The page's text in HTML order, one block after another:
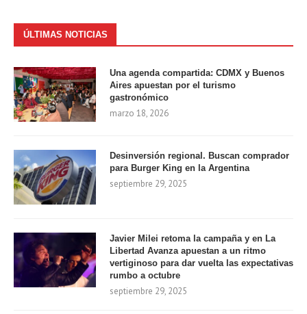
ÚLTIMAS NOTICIAS
Una agenda compartida: CDMX y Buenos
Aires apuestan por el turismo
gastronómico
marzo 18, 2026
Desinversión regional. Buscan comprador
para Burger King en la Argentina
septiembre 29, 2025
Javier Milei retoma la campaña y en La
Libertad Avanza apuestan a un ritmo
vertiginoso para dar vuelta las expectativas
rumbo a octubre
septiembre 29, 2025